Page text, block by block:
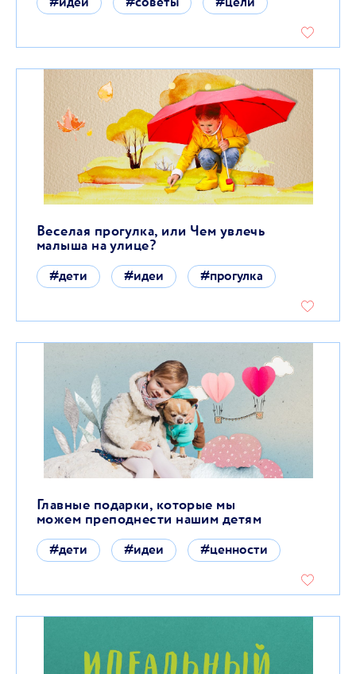
#идеи #советы #цели
Веселая прогулка, или Чем увлечь
малыша на улице?
#дети #идеи #прогулка
Главные подарки, которые мы
можем преподнести нашим детям
#дети #идеи #ценности